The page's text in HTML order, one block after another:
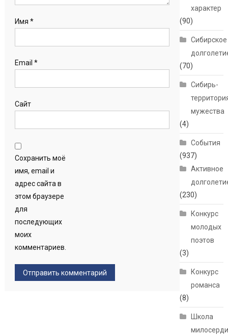
Имя *
Email *
Сайт
Сохранить моё
имя, email и
адрес сайта в
этом браузере
для
последующих
моих
комментариев.
характер
(90)
Сибирское
(70)
Сибирь-
мужества
(4)
События
(937)
Активное
(230)
Конкурс
молодых
поэтов
(3)
Конкурс
романса
(8)
Школа